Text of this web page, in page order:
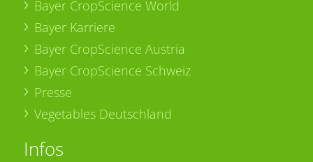
Bayer CropScience World
Bayer Karriere
Bayer CropScience Austria
Bayer CropScience Schweiz
Presse
Vegetables Deutschland
Infos